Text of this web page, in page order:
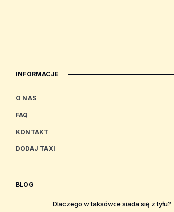
INFORMACJE
O NAS
FAQ
KONTAKT
DODAJ TAXI
BLOG
Dlaczego w taksówce siada się z tyłu?